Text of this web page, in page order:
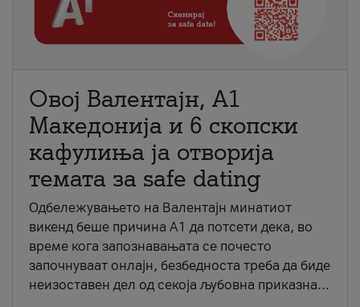
Овој Валентајн, A1
Македонија и 6 скопски
кафулиња ја отворија
темата за safe dating
Одбележувањето на Валентајн минатиот
викенд беше причина А1 да потсети дека, во
време кога запознавањата се почесто
започнуваат онлајн, безбедноста треба да биде
неизоставен дел од секоја љубовна приказна...